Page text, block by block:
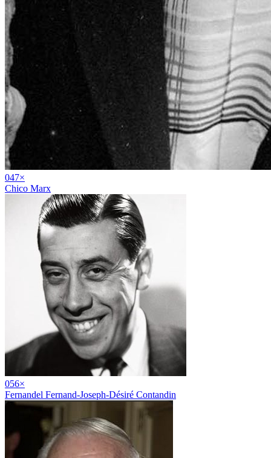
047×
Chico Marx
056×
Fernandel Fernand-Joseph-Désiré Contandin